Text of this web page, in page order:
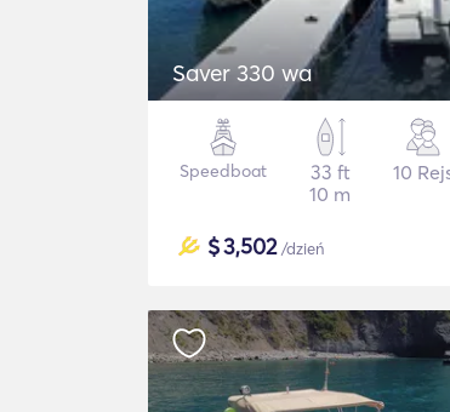
Saver 330 wa
Speedboat
33 ft
10 m
10
$3,502/dzień